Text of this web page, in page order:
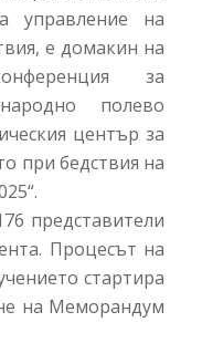
управление на
е домакин на
за
полево
център за
при бедствия на
представители
Процесът на
стартира
на Меморандум